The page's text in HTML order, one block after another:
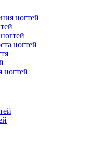
ногтей
ногтей
ногтей